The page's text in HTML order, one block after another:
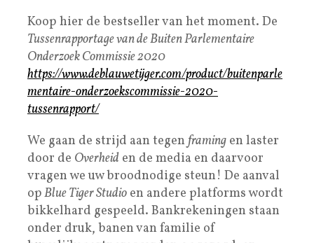
Koop hier de bestseller van het moment. De
Tussenrapportage van de Buiten Parlementaire
Onderzoek Commissie 2020
https://www.deblauwetijger.com/product/buitenparle
mentaire-onderzoekscommissie-2020-
tussenrapport/
We gaan de strijd aan tegen framing en laster
door de Overheid en de media en daarvoor
vragen we uw broodnodige steun! De aanval
opBlue Tiger Studio en andere platforms wordt
bikkelhard gespeeld. Bankrekeningen staan
onder druk, banen van familie of